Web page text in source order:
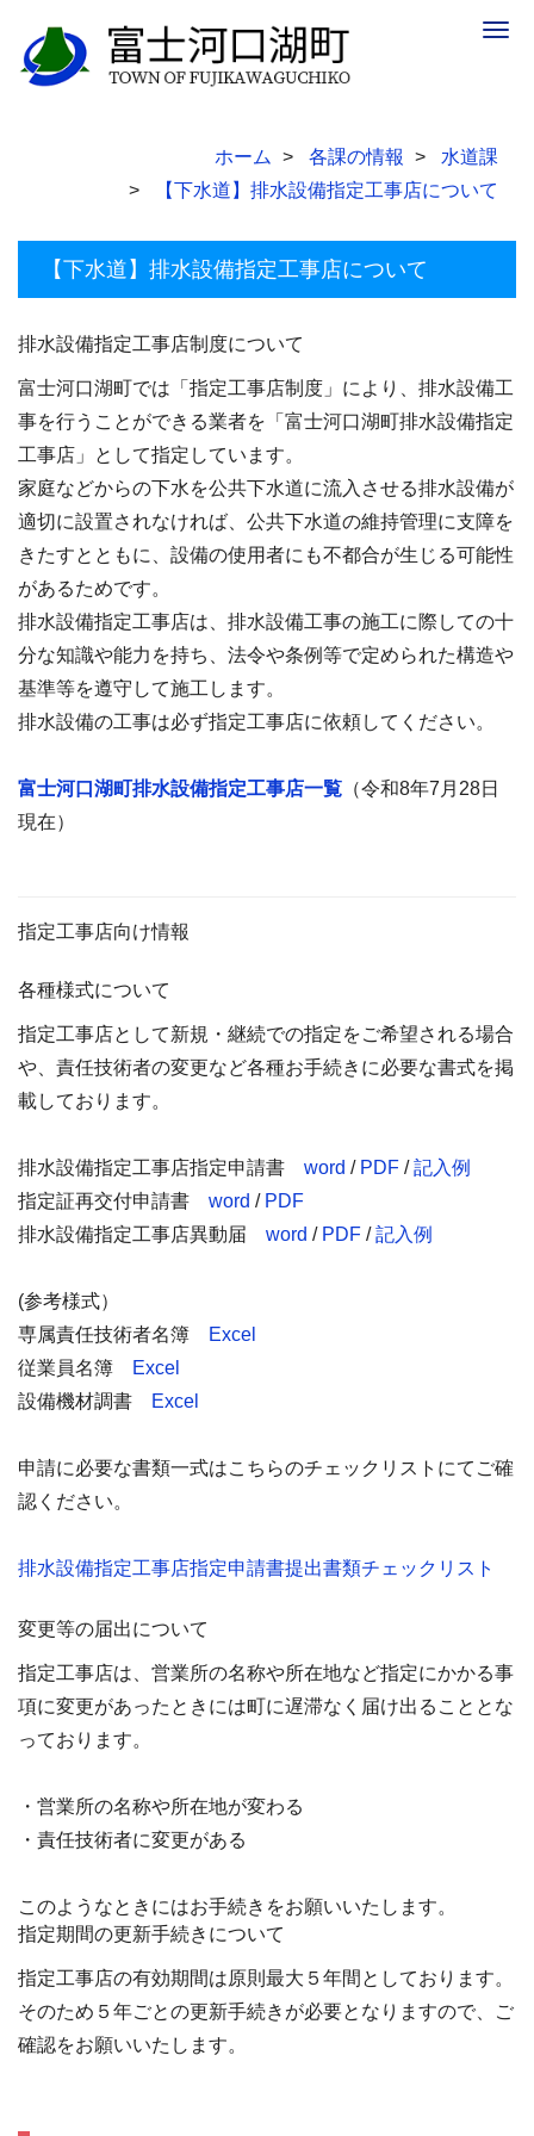
ホーム 各課の情報
水道課
【下水道】排水設備指定工事店について
【下水道】排水設備指定工事店について
排水設備指定工事店制度について
富士河口湖町では「指定工事店制度」により、排水設備工
事を行うことができる業者を「富士河口湖町排水設備指定
工事店」として指定しています。
家庭などからの下水を公共下水道に流入させる排水設備が
適切に設置されなければ、公共下水道の維持管理に支障を
きたすとともに、設備の使用者にも不都合が生じる可能性
があるためです。
排水設備指定工事店は、排水設備工事の施工に際しての十
分な知識や能力を持ち、法令や条例等で定められた構造や
基準等を遵守して施工します。
排水設備の工事は必ず指定工事店に依頼してください。
富士河口湖町排水設備指定工事店一覧 （令和8年7月28日
現在）
指定工事店向け情報
各種様式について
指定工事店として新規・継続での指定をご希望される場合
や、責任技術者の変更など各種お手続きに必要な書式を掲
載しております。
排水設備指定工事店指定申請書 word / PDF /記入例
指定証再交付申請書 word / PDF
排水設備指定工事店異動届 word / PDF /記入例
(参考様式）
専属責任技術者名簿
Excel
従業員名簿
Excel
設備機材調書
Excel
申請に必要な書類一式はこちらのチェックリストにてご確
認ください。
排水設備指定工事店指定申請書提出書類チェックリスト
変更等の届出について
指定工事店は、営業所の名称や所在地など指定にかかる事
項に変更があったときには町に遅滞なく届け出ることとな
っております。
・営業所の名称や所在地が変わる
・責任技術者に変更がある
このようなときにはお手続きをお願いいたします。
指定期間の更新手続きについて
指定工事店の有効期間は原則最大５年間としております。
そのため５年ごとの更新手続きが必要となりますので、ご
確認をお願いいたします。